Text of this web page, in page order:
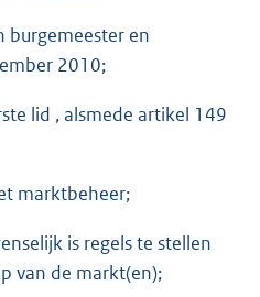
burgemeester en
2010;
lid , alsmede artikel 149
marktbeheer;
is regels te stellen
van de markt(en);